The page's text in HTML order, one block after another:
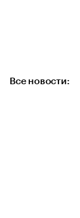
Все новости: